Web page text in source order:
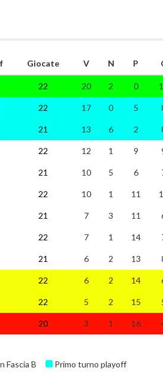
Giocate V N P
22 20 2 0
22 17 0 5
21 13 6 2
22 12 1 9
21 10 5 6
22 10 1 11
21 7 3 11
22 7 1 14
21 6 2 13
22 6 2 14
22 5 2 15
20 3 1 16
Fascia B Primo turno playoff